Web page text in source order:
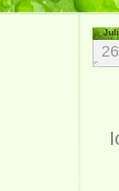
Juli
26